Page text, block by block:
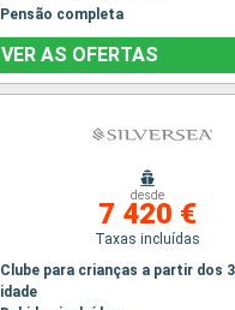
Pensão completa
VER AS OFERTAS
desde
7 420 €
Taxas incluídas
Clube para crianças a partir dos
idade